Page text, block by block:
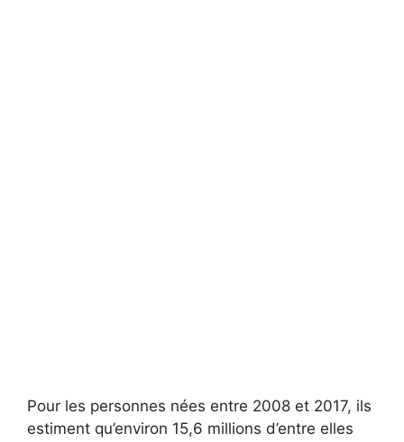
Pour les personnes nées entre 2008 et 2017, ils
estiment qu’environ 15,6 millions d’entre elles